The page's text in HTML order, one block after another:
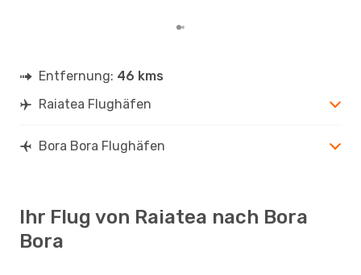
Entfernung: 46 kms
Raiatea Flughäfen
Bora Bora Flughäfen
Ihr Flug von Raiatea nach Bora
Bora